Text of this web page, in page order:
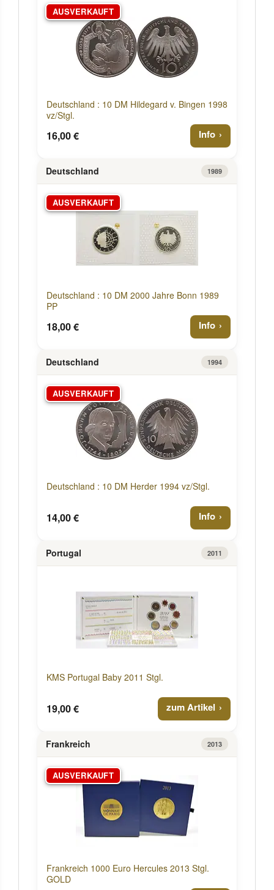
AUSVERKAUFT
Deutschland : 10 DM Hildegard v. Bingen 1998
vz/Stgl.
16,00 € Info
Deutschland 1989
AUSVERKAUFT
Deutschland : 10 DM 2000 Jahre Bonn 1989
PP
18,00 € Info
Deutschland 1994
AUSVERKAUFT
Deutschland : 10 DM Herder 1994 vz/Stgl.
14,00 € Info
Portugal 2011
KMS Portugal Baby 2011 Stgl.
19,00 € zum Artikel
Frankreich 2013
AUSVERKAUFT
Frankreich 1000 Euro Hercules 2013 Stgl.
GOLD